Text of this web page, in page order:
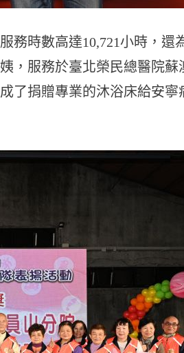
務時數高達10,721小時，還
，服務於臺北榮民總醫院蘇
了捐贈專業的沐浴床給安寧